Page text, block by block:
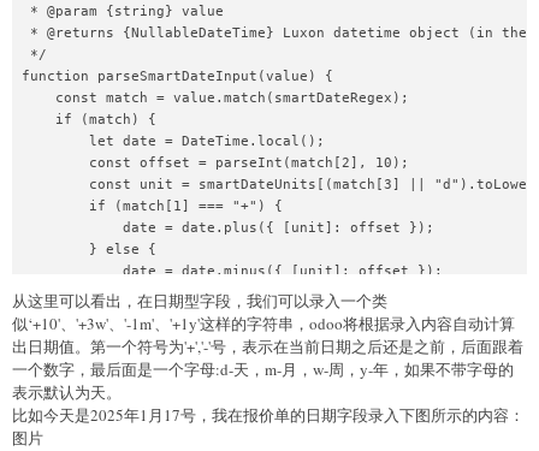
* @param {string} value
* @returns {NullableDateTime} Luxon datetime object (in
*/
function parseSmartDateInput(value) {
    const match = value.match(smartDateRegex);
    if (match) {
        let date = DateTime.local();
        const offset = parseInt(match[2], 10);
const unit = smartDateUnits[(match[3] ||
        if (match[1] === "+") {
            date = date.plus({ [unit]: offset });
        } else {
            date = date.minus({ [unit]: offset });
        }
        return date;
    }
    return false;
从这里可以看出，在日期型字段，我们可以录入一个类
似‘+10'、'+3w'、'-1m'、'+1y'这样的字符串，odoo将根据录入内容自动计算
出日期值。第一个符号为'+','-'号，表示在当前日期之后还是之前，后面跟着
一个数字，最后面是一个字母:d-天，m-月，w-周，y-年，如果不带字母的
表示默认为天。
比如今天是2025年1月17号，我在报价单的日期字段录入下图所示的内容：
图片